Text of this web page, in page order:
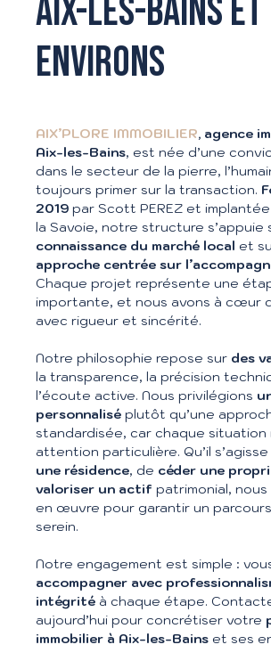
AIX-LES-BAINS ET
ENVIRONS
AIX’PLORE IMMOBILIER, agence
Aix-les-Bains, est née d’une
dans le secteur de la pierre,
toujours primer sur la transaction.
2019 par Scott PEREZ et
la Savoie, notre structure s’appuie
connaissance du marché local et
approche centrée sur
Chaque projet représente une
importante, et nous avons à cœur
avec rigueur et sincérité.
Notre philosophie repose sur des
la transparence, la précision
l’écoute active. Nous privilégions
personnalisé plutôt qu’une
standardisée, car chaque situation
attention particulière. Qu’il s’agisse
une résidence, de céder une
valoriser un actif patrimonial,
en œuvre pour garantir un
serein.
Notre engagement est simple :
accompagner avec
intégrité à chaque étape.
aujourd’hui pour concrétiser votre
immobilier à Aix-les-Bains et ses